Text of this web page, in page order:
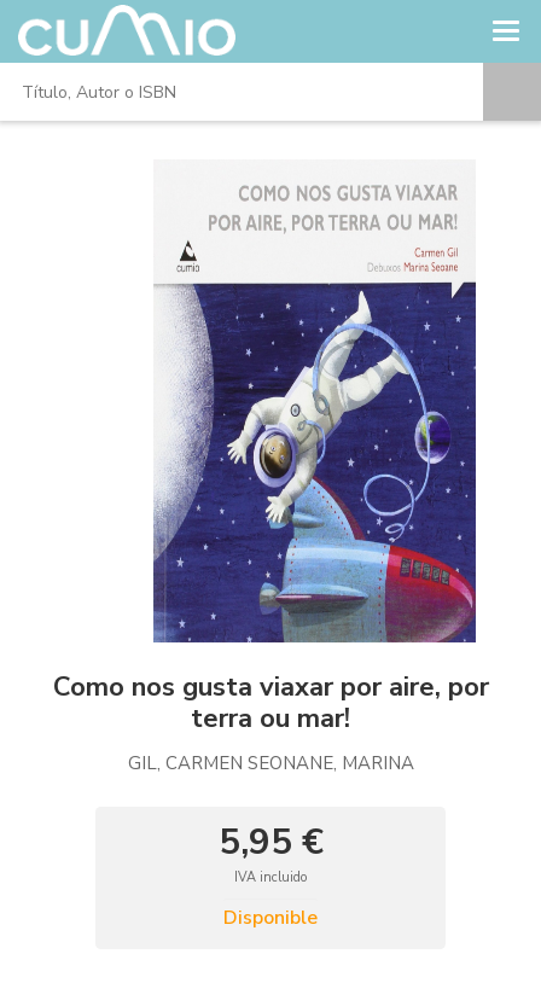
Como nos gusta viaxar por aire, por
terra ou mar!
GIL, CARMEN SEONANE, MARINA
5,95 €
IVA incluido
Disponible